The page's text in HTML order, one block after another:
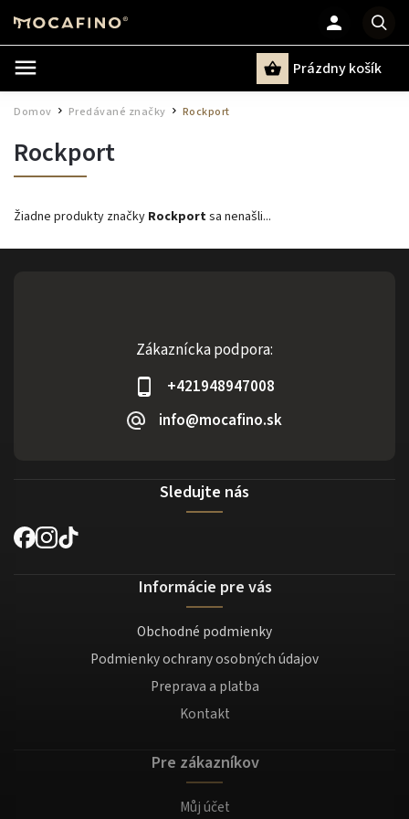
Prázdny košík
Domov Predávané značky Rockport
Rockport
Žiadne produkty značky Rockportsa nenašli...
Zákaznícka podpora:
+421948947008
info@mocafino.sk
Sledujte nás
Informácie pre vás
Obchodné podmienky
Podmienky ochrany osobných údajov
Preprava a platba
Kontakt
Pre zákazníkov
Můj účet